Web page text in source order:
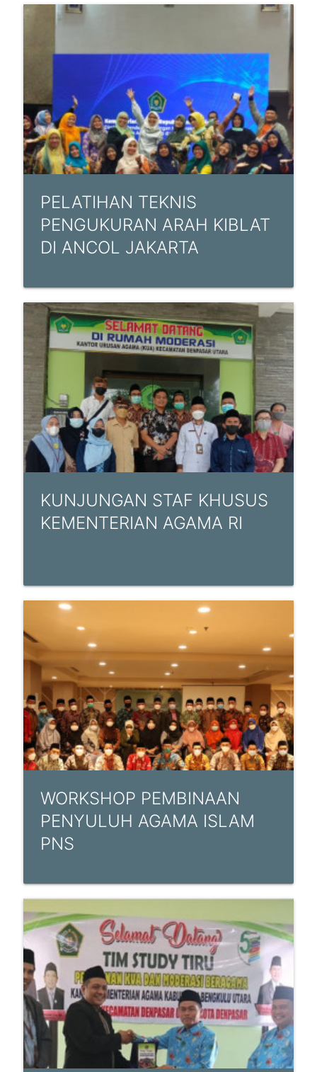
PELATIHAN TEKNIS
PENGUKURAN ARAH KIBLAT
DI ANCOL JAKARTA
KUNJUNGAN STAF KHUSUS
KEMENTERIAN AGAMA RI
WORKSHOP PEMBINAAN
PENYULUH AGAMA ISLAM
PNS